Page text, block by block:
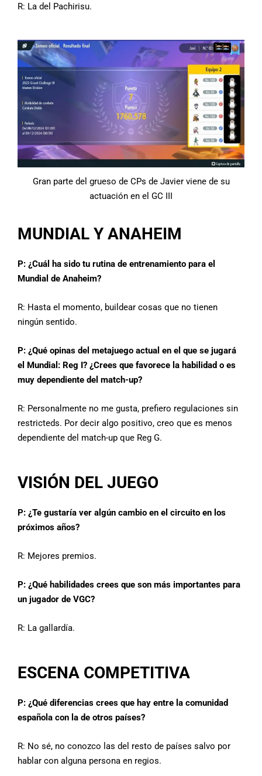
R: La del Pachirisu.
Gran parte del grueso de CPs de Javier viene de su
actuación en el GC III
MUNDIAL Y ANAHEIM
P: ¿Cuál ha sido tu rutina de entrenamiento para el
Mundial de Anaheim?
R: Hasta el momento, buildear cosas que no tienen
ningún sentido.
P: ¿Qué opinas del metajuego actual en el que se jugará
el Mundial: Reg I? ¿Crees que favorece la habilidad o es
muy dependiente del match-up?
R: Personalmente no me gusta, prefiero regulaciones sin
restricteds. Por decir algo positivo, creo que es menos
dependiente del match-up que Reg G.
VISIÓN DEL JUEGO
P: ¿Te gustaría ver algún cambio en el circuito en los
próximos años?
R: Mejores premios.
P: ¿Qué habilidades crees que son más importantes para
un jugador de VGC?
R: La gallardía.
ESCENA COMPETITIVA
P: ¿Qué diferencias crees que hay entre la comunidad
española con la de otros países?
R: No sé, no conozco las del resto de países salvo por
hablar con alguna persona en regios.